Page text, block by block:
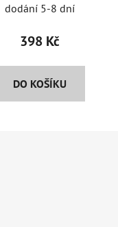
dodání 5-8 dní
398 Kč
DO KOŠÍKU